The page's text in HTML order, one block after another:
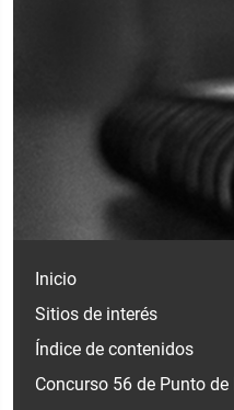
Inicio
Sitios de interés
Índice de contenidos
Concurso 56 de Punto de